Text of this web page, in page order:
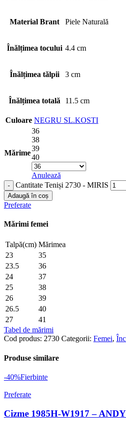
Material Brant Piele Naturală
Înălțimea tocului 4.4 cm
Înălțimea tălpii 3 cm
Înălțimea totală 11.5 cm
Culoare NEGRU SL.KOSTI
Mărime
36
38
39
40
Anulează
Cantitate Teniși 2730 - MIRIS
Adaugă în coș
Preferate
Mărimi femei
Talpă(cm) Mărimea
23
35
23.5
36
24
37
25
38
26
39
26.5
40
27
41
Tabel de mărimi
Cod produs: 2730 Categorii: Femei,
Produse similare
-40%Fierbinte
Preferate
Cizme 1985H-W1917 –